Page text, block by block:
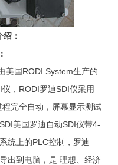
：
美国RODI System生产的
，RODI罗迪SDI仪采用
完全自动，屏幕显示测试
美国罗迪自动SDI仪带4-
统上的PLC控制，罗迪
出到电脑，是 理想、经济